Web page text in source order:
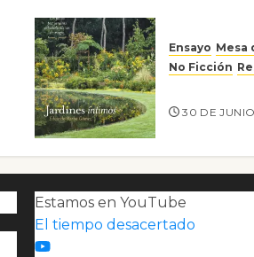
Ensayo Mesa
No Ficción
30 DE
Estamos en YouTube
El tiempo desacertado